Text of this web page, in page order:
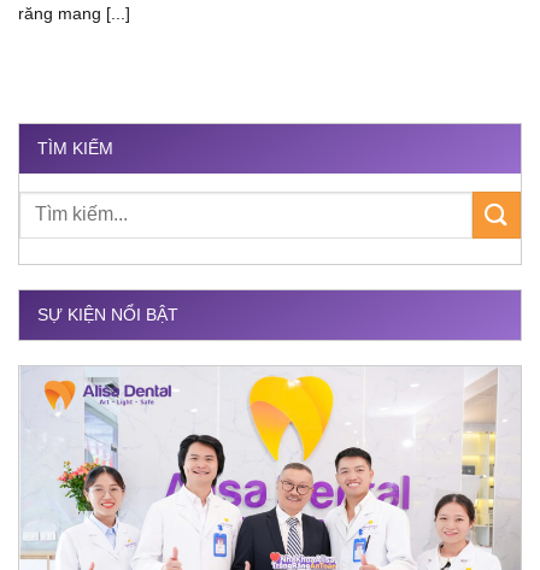
răng mang [...]
TÌM KIẾM
SỰ KIỆN NỔI BẬT